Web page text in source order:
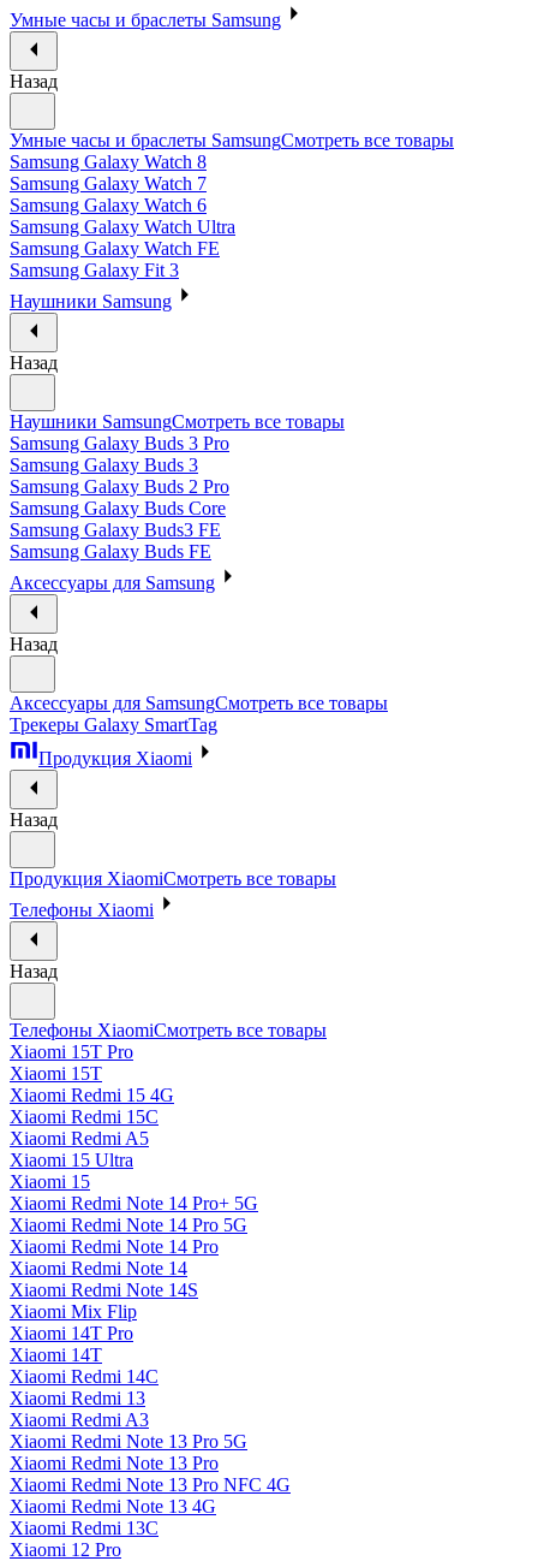
Умные часы и браслеты Samsung
Назад
Умные часы и браслеты SamsungСмотреть все товары
Samsung Galaxy Watch 8
Samsung Galaxy Watch 7
Samsung Galaxy Watch 6
Samsung Galaxy Watch Ultra
Samsung Galaxy Watch FE
Samsung Galaxy Fit 3
Наушники Samsung
Назад
Наушники SamsungСмотреть все товары
Samsung Galaxy Buds 3 Pro
Samsung Galaxy Buds 3
Samsung Galaxy Buds 2 Pro
Samsung Galaxy Buds Core
Samsung Galaxy Buds3 FE
Samsung Galaxy Buds FE
Аксессуары для Samsung
Назад
Аксессуары для SamsungСмотреть все товары
Трекеры Galaxy SmartTag
Продукция Xiaomi
Назад
Продукция XiaomiСмотреть все товары
Телефоны Xiaomi
Назад
Телефоны XiaomiСмотреть все товары
Xiaomi 15T Pro
Xiaomi 15T
Xiaomi Redmi 15 4G
Xiaomi Redmi 15C
Xiaomi Redmi A5
Xiaomi 15 Ultra
Xiaomi 15
Xiaomi Redmi Note 14 Pro+ 5G
Xiaomi Redmi Note 14 Pro 5G
Xiaomi Redmi Note 14 Pro
Xiaomi Redmi Note 14
Xiaomi Redmi Note 14S
Xiaomi Mix Flip
Xiaomi 14T Pro
Xiaomi 14T
Xiaomi Redmi 14C
Xiaomi Redmi 13
Xiaomi Redmi A3
Xiaomi Redmi Note 13 Pro 5G
Xiaomi Redmi Note 13 Pro
Xiaomi Redmi Note 13 Pro NFC 4G
Xiaomi Redmi Note 13 4G
Xiaomi Redmi 13C
Xiaomi 12 Pro